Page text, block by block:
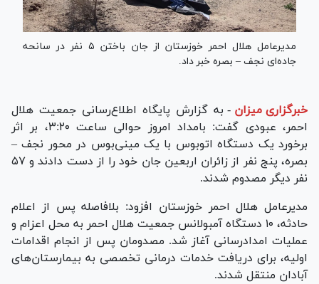
مدیرعامل هلال احمر خوزستان از جان باختن ۵ نفر در سانحه
جاده‌ای نجف – بصره خبر داد.
خبرگزاری میزان - به گزارش پایگاه اطلاع‌رسانی جمعیت هلال
احمر، عبودی گفت: بامداد امروز حوالی ساعت ۳:۲۰، بر اثر
برخورد یک دستگاه اتوبوس با یک مینی‌بوس در محور نجف –
بصره، پنج نفر از زائران اربعین جان خود را از دست دادند و ۵۷
نفر دیگر مصدوم شدند.
مدیرعامل هلال احمر خوزستان افزود: بلافاصله پس از اعلام
حادثه، ۱۰ دستگاه آمبولانس جمعیت هلال احمر به محل اعزام و
عملیات امدادرسانی آغاز شد. مصدومان پس از انجام اقدامات
اولیه، برای دریافت خدمات درمانی تخصصی به بیمارستان‌های
آبادان منتقل شدند.